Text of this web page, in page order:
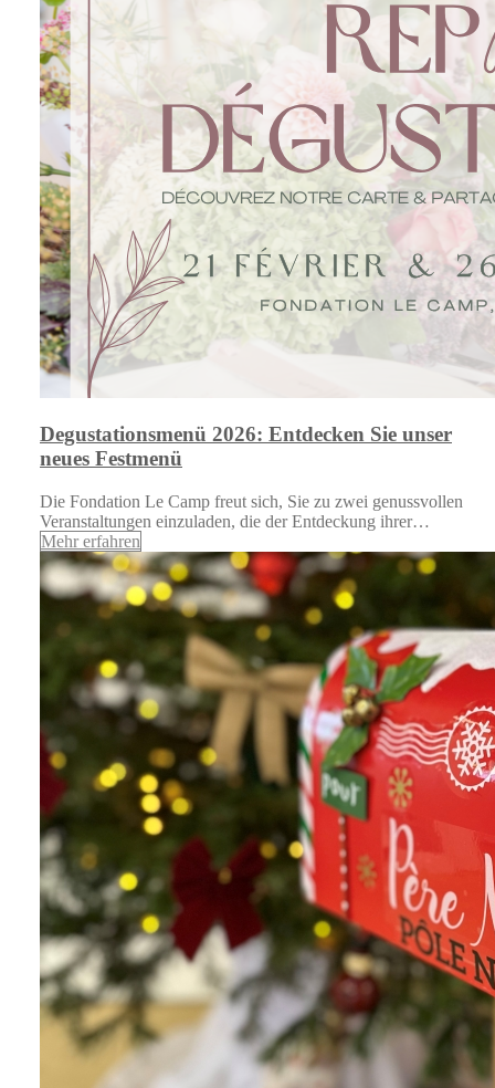
Degustationsmenü 2026: Entdecken Sie unser
neues Festmenü
Die Fondation Le Camp freut sich, Sie zu zwei genussvollen
Veranstaltungen einzuladen, die der Entdeckung ihrer…
Mehr erfahren